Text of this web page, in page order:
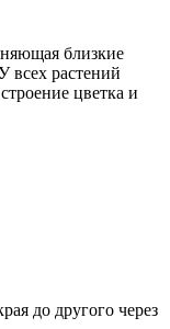
близкие
всех растений
цветка и
до другого через